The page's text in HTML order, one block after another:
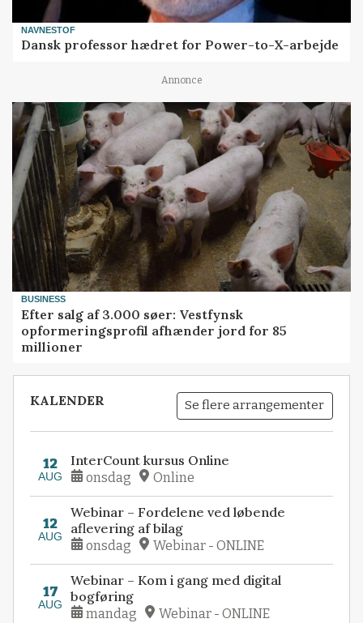
NAVNESTOF
Dansk professor hædret for Power-to-X-arbejde
Annonce
BUSINESS
Efter salg af 3.000 søer: Vestfynsk
opformeringsprofil afhænder jord for 85
millioner
KALENDER Se flere arrangementer
12
AUG
InterCount kursus Online
onsdag Online
12
AUG
Webinar – Fordelene ved løbende
aflevering af bilag
onsdag Webinar - ONLINE
17
AUG
Webinar – Kom i gang med digital
bogføring
mandag Webinar - ONLINE